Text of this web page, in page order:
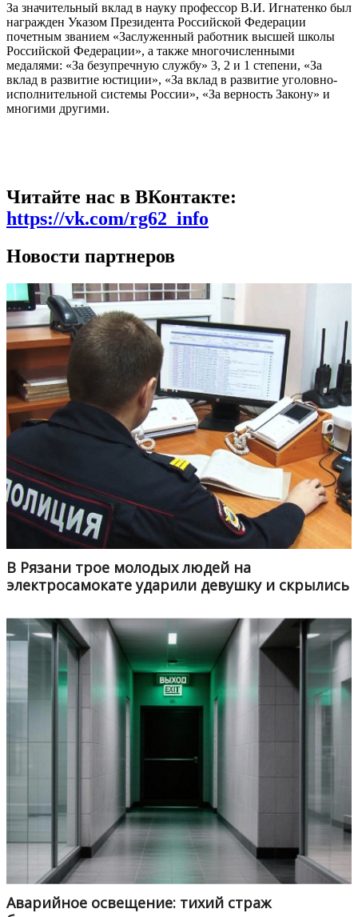
За значительный вклад в науку профессор В.И. Игнатенко был
награжден Указом Президента Российской Федерации
почетным званием «Заслуженный работник высшей школы
Российской Федерации», а также многочисленными
медалями: «За безупречную службу» 3, 2 и 1 степени, «За
вклад в развитие юстиции», «За вклад в развитие уголовно-
исполнительной системы России», «За верность Закону» и
многими другими.
Читайте нас в ВКонтакте:
https://vk.com/rg62_info
Новости партнеров
В Рязани трое молодых людей на
электросамокате ударили девушку и скрылись
Аварийное освещение: тихий страж